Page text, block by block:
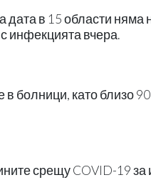
в 15 области няма
инфекцията вчера.
болници, като близо
срещу COVID-19